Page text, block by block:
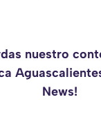
nuestro
News!